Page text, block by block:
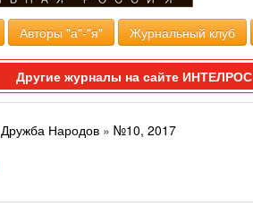
Авторы "а"-"я" Журнальный клуб
Другие журналы на сайте ИНТЕЛРОС
Дружба Народов » №10, 2017